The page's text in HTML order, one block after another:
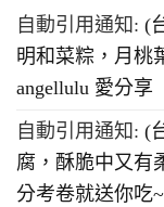
自動引用通知: (
明和菜粽，月桃
angellulu 愛分享
自動引用通知: (
腐，酥脆中又有
分考卷就送你吃